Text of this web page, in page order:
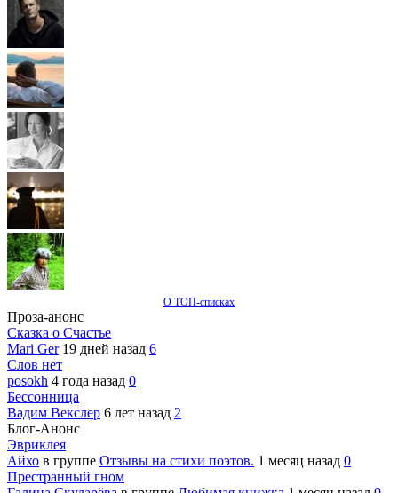
О ТОП-списках
Проза-анонс
Сказка о Счастье
Mari Ger 19 дней назад 6
Слов нет
posokh 4 года назад 0
Бессонница
Вадим Векслер 6 лет назад 2
Блог-Анонс
Эвриклея
Айхо в группе Отзывы на стихи поэтов. 1 месяц назад 0
Престранный гном